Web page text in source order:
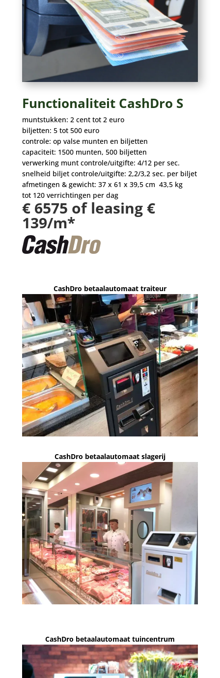
Functionaliteit CashDro S
muntstukken: 2 cent tot 2 euro
biljetten: 5 tot 500 euro
controle: op valse munten en biljetten
capaciteit: 1500 munten, 500 biljetten
verwerking munt controle/uitgifte: 4/12 per sec.
snelheid biljet controle/uitgifte: 2,2/3,2 sec. per biljet
afmetingen & gewicht: 37 x 61 x 39,5 cm 43,5 kg
tot 120 verrichtingen per dag
€ 6575 of leasing €
139/m*
CashDro betaalautomaat traiteur
CashDro betaalautomaat slagerij
CashDro betaalautomaat tuincentrum